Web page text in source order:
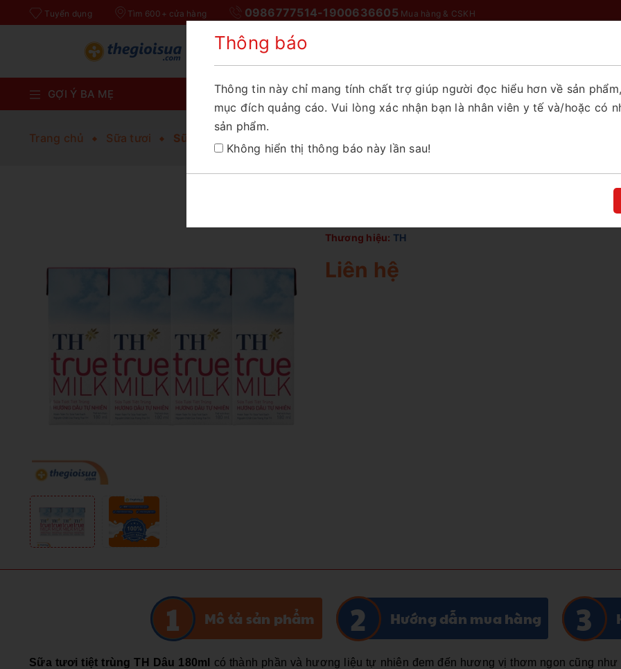
Tuyển dụng Tìm 600+ cửa hàng 0986777514-1900636605 Mua hàng & CSKH
GỢI Ý BA MẸ SỮA BỘT CHO MỌI NHÀ SỮA NƯỚC SỮA CHO NHU CẦU ĐẶC BIỆT
Trang chủ Sữa tươi Sữa tươi tiệt trùng TH Dâu 180ml
Thương hiệu: TH
Liên hệ
Mô tả sản phẩm Hướng dẫn mua hàng
Sữa tươi tiệt trùng TH Dâu 180ml
có thành phần và hương liệu tự nhiên đem đến hương vị thơm ngon cũng
Thông báo
Thông tin này chỉ mang tính chất trợ giúp người đọc hiểu hơn về sản
mục đích quảng cáo. Vui lòng xác nhận bạn là nhân viên y tế và/hoặc có
sản phẩm.
Không hiển thị thông báo này lần sau!
Chào mừng bạn đến với Thế Giới Sữa
Vui lòng chọn tỉnh thành để xem chính xác giá và khuyến
Tỉnh/Thành phố